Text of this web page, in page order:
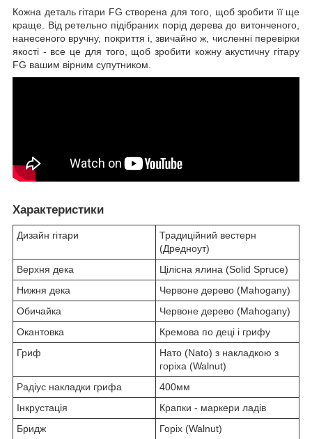
Кожна деталь гітари FG створена для того, щоб зробити її ще
краще. Від ретельно підібраних порід дерева до витонченого,
нанесеного вручну, покриття і, звичайно ж, численні перевірки
якості - все це для того, щоб зробити кожну акустичну гітару
FG вашим вірним супутником.
Характеристики
Дизайн гітари
Традиційний вестерн
(Дредноут)
Верхня дека
Цілісна ялина (Solid Spruce)
Нижня дека
Червоне дерево (Mahogany)
Обичайка
Червоне дерево (Mahogany)
Окантовка
Кремова по деці і грифу
Гриф
Нато (Nato) з накладкою з
горіха (Walnut)
Радіус накладки грифа
400мм
Інкрустація
Крапки - маркери ладів
Бридж
Горіх (Walnut)